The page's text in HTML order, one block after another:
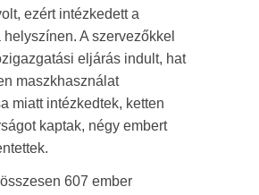
ezért intézkedett a
helyszínen. A szervezőkkel
eljárás indult, hat
maszkhasználat
miatt intézkedtek, ketten
kaptak, négy embert
607 ember